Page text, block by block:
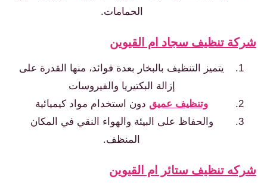
الحمامات.
شركة تنظيف سجاد ام القيوين
يتميز التنظيف بالبخار بعدة فوائد، منها القدرة على
إزالة البكتيريا والفيروسات
وتنظيف عميق دون استخدام مواد كيميائية
والحفاظ على البيئة والهواء النقي في المكان
المنظف.
شركه تنظيف ستائر ام القيوين